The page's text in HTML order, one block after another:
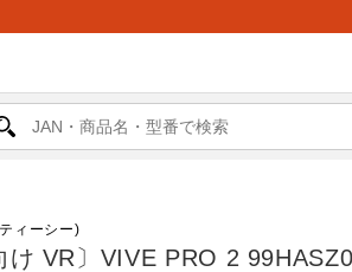
ィーシー)
け VR〕VIVE PRO 2